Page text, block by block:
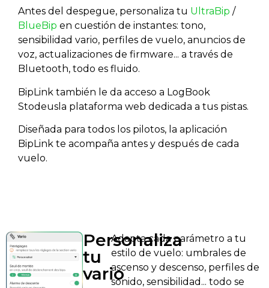
Antes del despegue, personaliza tu UltraBip /
BlueBip en cuestión de instantes: tono,
sensibilidad vario, perfiles de vuelo, anuncios de
voz, actualizaciones de firmware... a través de
Bluetooth, todo es fluido.
BipLink también le da acceso a LogBook
Stodeus la plataforma web dedicada a tus pistas.
Diseñada para todos los pilotos, la aplicación
BipLink te acompaña antes y después de cada
vuelo.
Personaliza
tu
vario
Adapta cada parámetro a tu
estilo de vuelo: umbrales de
ascenso y descenso, perfiles de
sonido, sensibilidad... todo se